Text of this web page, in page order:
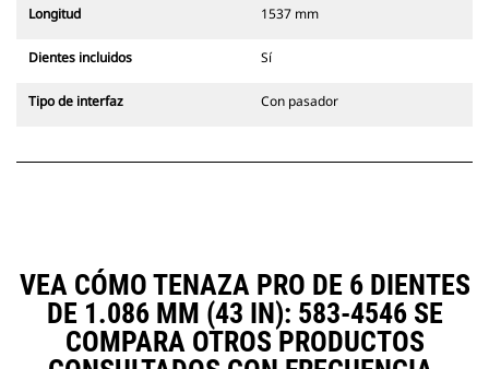
Longitud 1537 mm
Dientes incluidos Sí
Tipo de interfaz Con pasador
VEA CÓMO TENAZA PRO DE 6 DIENTES
DE 1.086 MM (43 IN): 583-4546 SE
COMPARA OTROS PRODUCTOS